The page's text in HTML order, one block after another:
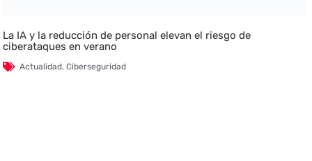
La IA y la reducción de personal elevan el riesgo de
ciberataques en verano
Actualidad,Ciberseguridad